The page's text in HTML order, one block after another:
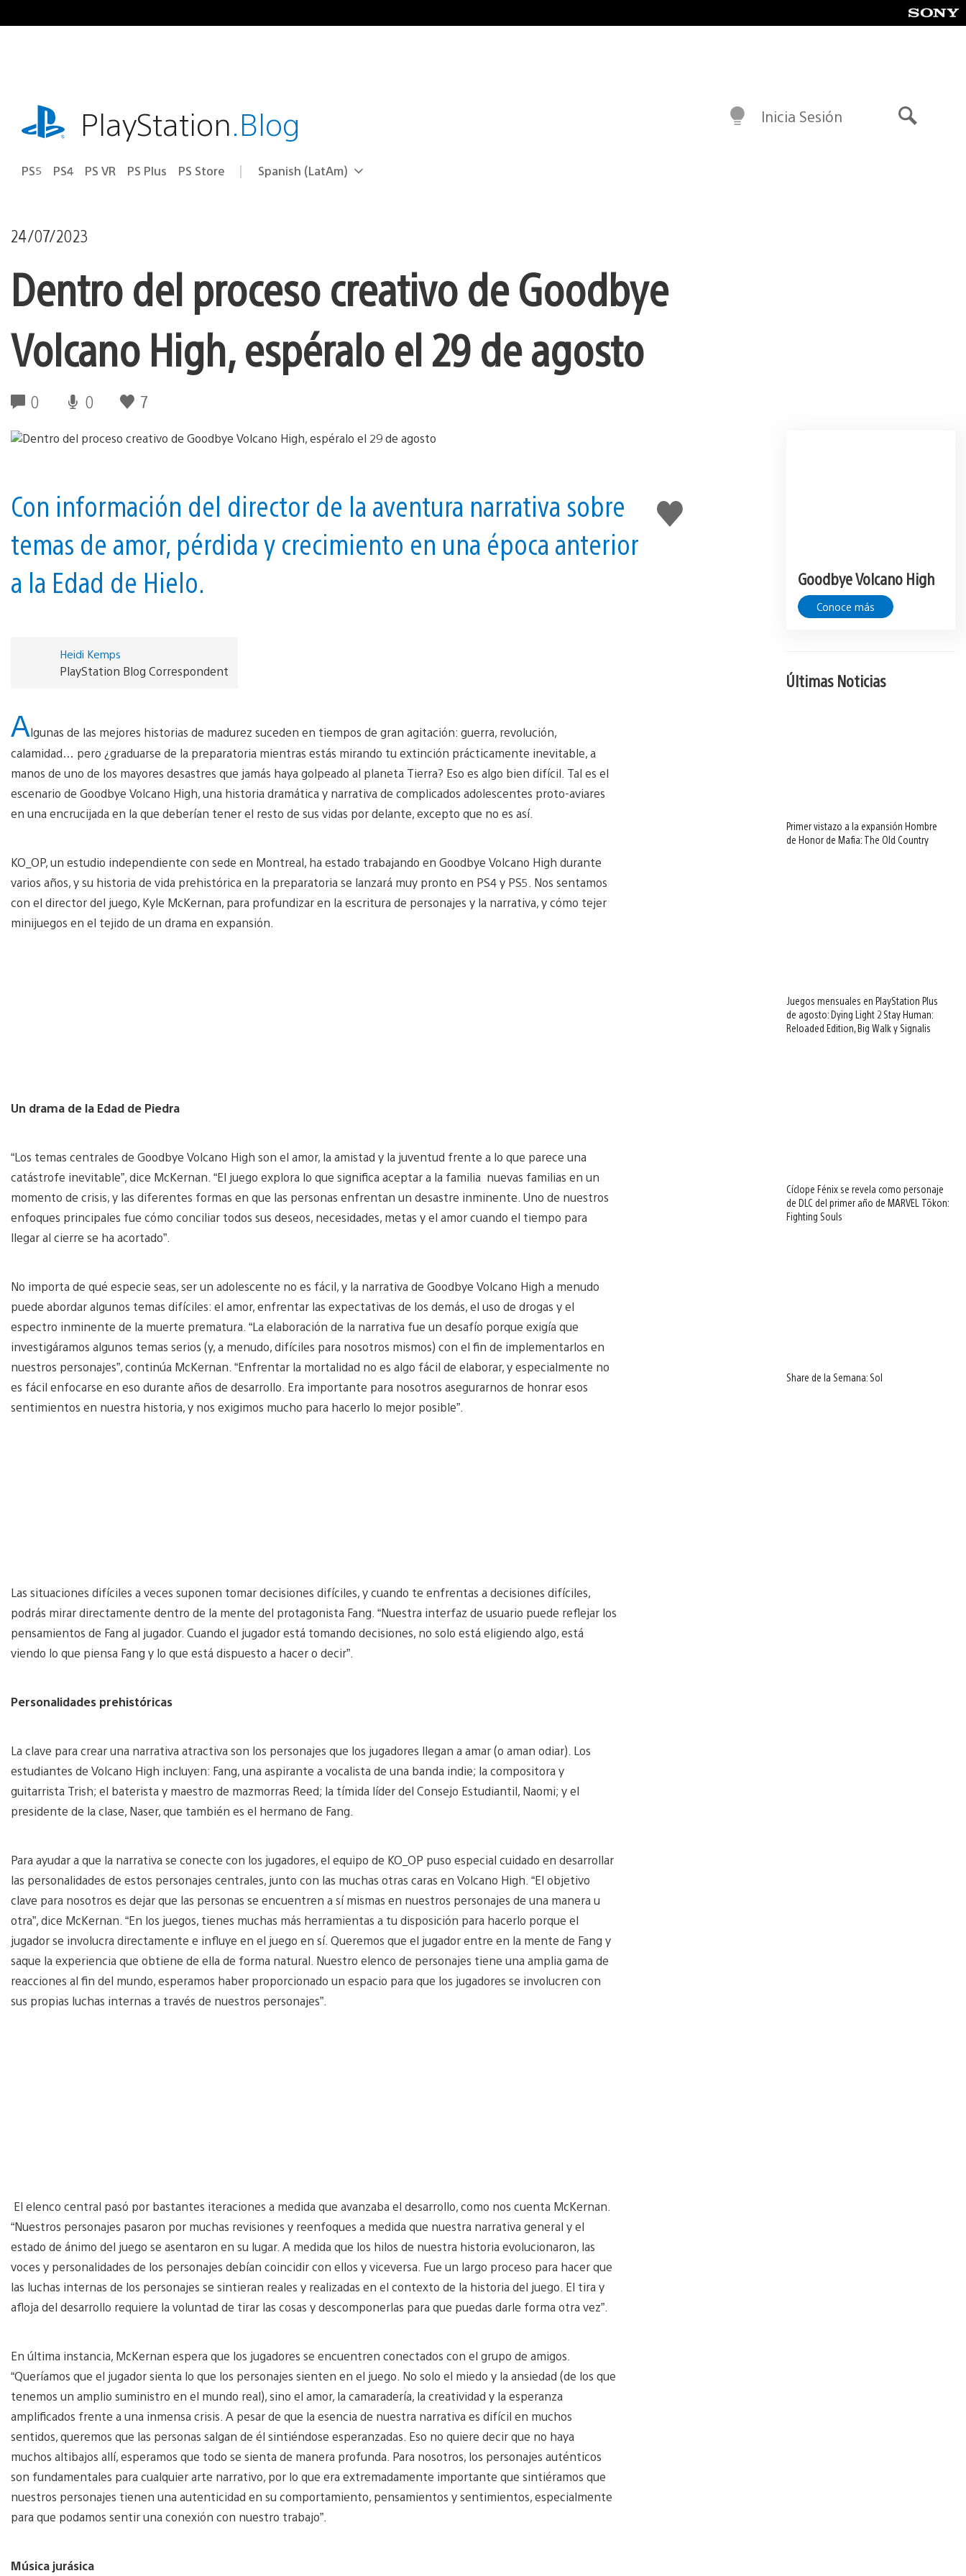
al
playstation.comPlayStation.Blog
PS5 PS4 PS VR PS Plus PS Store Elige
Región
Spanish (LatAm)
Inicia Sesión
24/07/2023
Dentro del proceso creativo de Goodbye
Volcano High, espéralo el 29 de agosto
0 0 7
Me
gusta
Con información del director de la aventura narrativa sobre
temas de amor, pérdida y crecimiento en una época anterior
a la Edad de Hielo.
Heidi Kemps
PlayStation Blog Correspondent
Algunas de las mejores historias de madurez suceden en tiempos de gran agitación: guerra, revolución,
calamidad… pero ¿graduarse de la preparatoria mientras estás mirando tu extinción prácticamente inevitable, a
manos de uno de los mayores desastres que jamás haya golpeado al planeta Tierra? Eso es algo bien difícil. Tal es el
escenario de Goodbye Volcano High, una historia dramática y narrativa de complicados adolescentes proto-aviares
en una encrucijada en la que deberían tener el resto de sus vidas por delante, excepto que no es así.
KO_OP, un estudio independiente con sede en Montreal, ha estado trabajando en Goodbye Volcano High durante
varios años, y su historia de vida prehistórica en la preparatoria se lanzará muy pronto en PS4 y PS5. Nos sentamos
con el director del juego, Kyle McKernan, para profundizar en la escritura de personajes y la narrativa, y cómo tejer
minijuegos en el tejido de un drama en expansión.
Un drama de la Edad de Piedra
“Los temas centrales de Goodbye Volcano High son el amor, la amistad y la juventud frente a lo que parece una
catástrofe inevitable”, dice McKernan. “El juego explora lo que significa aceptar a la familia nuevas familias en un
momento de crisis, y las diferentes formas en que las personas enfrentan un desastre inminente. Uno de nuestros
enfoques principales fue cómo conciliar todos sus deseos, necesidades, metas y el amor cuando el tiempo para
llegar al cierre se ha acortado”.
No importa de qué especie seas, ser un adolescente no es fácil, y la narrativa de Goodbye Volcano High a menudo
puede abordar algunos temas difíciles: el amor, enfrentar las expectativas de los demás, el uso de drogas y el
espectro inminente de la muerte prematura. “La elaboración de la narrativa fue un desafío porque exigía que
investigáramos algunos temas serios (y, a menudo, difíciles para nosotros mismos) con el fin de implementarlos en
nuestros personajes”, continúa McKernan. “Enfrentar la mortalidad no es algo fácil de elaborar, y especialmente no
es fácil enfocarse en eso durante años de desarrollo. Era importante para nosotros asegurarnos de honrar esos
sentimientos en nuestra historia, y nos exigimos mucho para hacerlo lo mejor posible”.
Las situaciones difíciles a veces suponen tomar decisiones difíciles, y cuando te enfrentas a decisiones difíciles,
podrás mirar directamente dentro de la mente del protagonista Fang. “Nuestra interfaz de usuario puede reflejar los
pensamientos de Fang al jugador. Cuando el jugador está tomando decisiones, no solo está eligiendo algo, está
viendo lo que piensa Fang y lo que está dispuesto a hacer o decir”.
Personalidades prehistóricas
La clave para crear una narrativa atractiva son los personajes que los jugadores llegan a amar (o aman odiar). Los
estudiantes de Volcano High incluyen: Fang, una aspirante a vocalista de una banda indie; la compositora y
guitarrista Trish; el baterista y maestro de mazmorras Reed; la tímida líder del Consejo Estudiantil, Naomi; y el
presidente de la clase, Naser, que también es el hermano de Fang.
Para ayudar a que la narrativa se conecte con los jugadores, el equipo de KO_OP puso especial cuidado en desarrollar
las personalidades de estos personajes centrales, junto con las muchas otras caras en Volcano High. “El objetivo
clave para nosotros es dejar que las personas se encuentren a sí mismas en nuestros personajes de una manera u
otra”, dice McKernan. “En los juegos, tienes muchas más herramientas a tu disposición para hacerlo porque el
jugador se involucra directamente e influye en el juego en sí. Queremos que el jugador entre en la mente de Fang y
saque la experiencia que obtiene de ella de forma natural. Nuestro elenco de personajes tiene una amplia gama de
reacciones al fin del mundo, esperamos haber proporcionado un espacio para que los jugadores se involucren con
sus propias luchas internas a través de nuestros personajes”.
El elenco central pasó por bastantes iteraciones a medida que avanzaba el desarrollo, como nos cuenta McKernan.
“Nuestros personajes pasaron por muchas revisiones y reenfoques a medida que nuestra narrativa general y el
estado de ánimo del juego se asentaron en su lugar. A medida que los hilos de nuestra historia evolucionaron, las
voces y personalidades de los personajes debían coincidir con ellos y viceversa. Fue un largo proceso para hacer que
las luchas internas de los personajes se sintieran reales y realizadas en el contexto de la historia del juego. El tira y
afloja del desarrollo requiere la voluntad de tirar las cosas y descomponerlas para que puedas darle forma otra vez”.
En última instancia, McKernan espera que los jugadores se encuentren conectados con el grupo de amigos.
“Queríamos que el jugador sienta lo que los personajes sienten en el juego. No solo el miedo y la ansiedad (de los que
tenemos un amplio suministro en el mundo real), sino el amor, la camaradería, la creatividad y la esperanza
amplificados frente a una inmensa crisis. A pesar de que la esencia de nuestra narrativa es difícil en muchos
sentidos, queremos que las personas salgan de él sintiéndose esperanzadas. Eso no quiere decir que no haya
muchos altibajos allí, esperamos que todo se sienta de manera profunda. Para nosotros, los personajes auténticos
son fundamentales para cualquier arte narrativo, por lo que era extremadamente importante que sintiéramos que
nuestros personajes tienen una autenticidad en su comportamiento, pensamientos y sentimientos, especialmente
para que podamos sentir una conexión con nuestro trabajo”.
Música jurásica
Goodbye Volcano High
Conoce más
Últimas Noticias
Primer vistazo a la expansión Hombre
de Honor de Mafia: The Old Country
Juegos mensuales en PlayStation Plus
de agosto: Dying Light 2 Stay Human:
Reloaded Edition, Big Walk y Signalis
Cíclope Fénix se revela como personaje
de DLC del primer año de MARVEL Tōkon:
Fighting Souls
Share de la Semana: Sol